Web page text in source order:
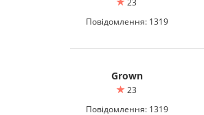
Повідомлення: 1319
Grown
23
Повідомлення: 1319